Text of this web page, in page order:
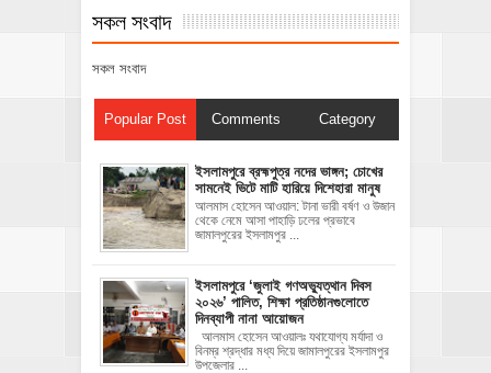
সকল সংবাদ
সকল সংবাদ
Popular Post Comments Category
ইসলামপুরে ব্রহ্মপুত্র নদের ভাঙ্গন; চোখের
সামনেই ভিটে মাটি হারিয়ে দিশেহারা মানুষ
আলমাস হোসেন আওয়াল: টানা ভারী বর্ষণ ও উজান
থেকে নেমে আসা পাহাড়ি ঢলের প্রভাবে
জামালপুরের ইসলামপুর ...
‎ইসলামপুরে ‘জুলাই গণঅভ্যুত্থান দিবস
২০২৬’ পালিত, শিক্ষা প্রতিষ্ঠানগুলোতে
দিনব্যাপী নানা আয়োজন
‎​আলমাস হোসেন আওয়ালঃ‎ ‎​যথাযোগ্য মর্যাদা ও
বিনম্র শ্রদ্ধার মধ্য দিয়ে জামালপুরের ইসলামপুর
উপজেলার ...